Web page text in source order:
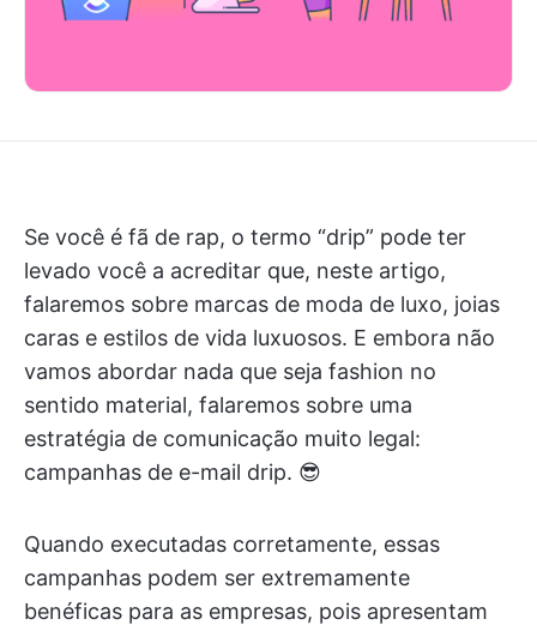
Se você é fã de rap, o termo “drip” pode ter
levado você a acreditar que, neste artigo,
falaremos sobre marcas de moda de luxo, joias
caras e estilos de vida luxuosos. E embora não
vamos abordar nada que seja fashion no
sentido material, falaremos sobre uma
estratégia de comunicação muito legal:
campanhas de e-mail drip. 😎
Quando executadas corretamente, essas
campanhas podem ser extremamente
benéficas para as empresas, pois apresentam